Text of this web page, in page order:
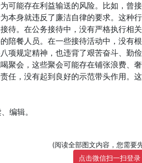
可能存在利益输送的风险。比如，曾
本身就违反了廉洁自律的要求。这种
待。在公务接待中，没有严格执行相
陪餐人员。在一些接待活动中，没有
项规定精神，也违背了艰苦奋斗、勤
聚会，这些聚会可能存在铺张浪费、
任，没有起到良好的示范带头作用。
编辑。
(阅读全部图文内容，您需要
点击微信扫一扫登录